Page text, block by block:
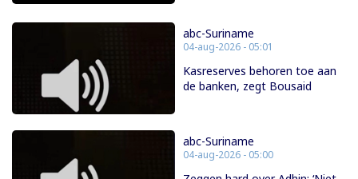
abc-Suriname
04-aug-2026 - 05:01
Kasreserves behoren toe aan
de banken, zegt Bousaid
abc-Suriname
04-aug-2026 - 05:00